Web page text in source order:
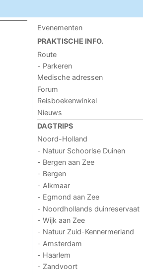
Evenementen
PRAKTISCHE INFO.
Route
- Parkeren
Medische adressen
Forum
Reisboekenwinkel
Nieuws
DAGTRIPS
Noord-Holland
- Natuur Schoorlse Duinen
- Bergen aan Zee
- Bergen
- Alkmaar
- Egmond aan Zee
- Noordhollands duinreservaat
- Wijk aan Zee
- Natuur Zuid-Kennermerland
- Amsterdam
- Haarlem
- Zandvoort